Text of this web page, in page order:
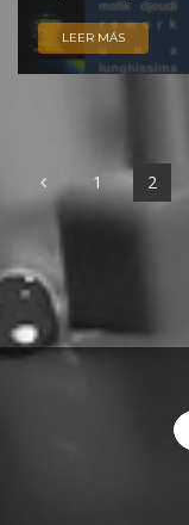
LEER MÁS
1 2